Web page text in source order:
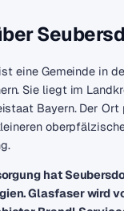
eine Gemeinde in
Sie liegt im
Bayern. Der Ort
hat
Glasfaser wird